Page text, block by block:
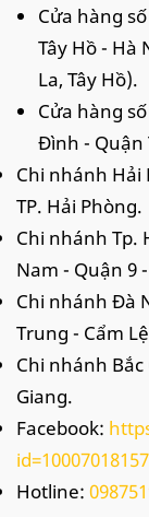
Cửa hàng số
Tây Hồ - Hà
La, Tây Hồ).
Cửa hàng
Đình - Quận
Chi nhánh Hải
TP. Hải Phòng.
Chi nhánh Tp.
Nam - Quận 9
Chi nhánh Đà
Trung - Cẩm
Chi nhánh Bắc
Giang.
Facebook:
Hotline: